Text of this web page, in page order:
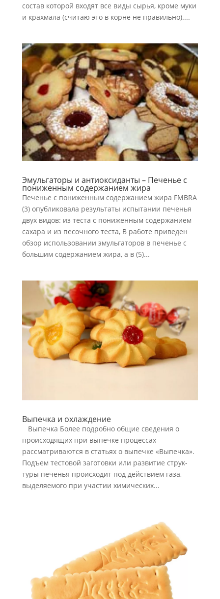
состав которой входят все виды сырья, кроме муки
и крахмала (считаю это в корне не правильно)....
Эмульгаторы и антиоксиданты – Печенье с
пониженным содержанием жира
Печенье с пониженным содержанием жира FMBRA
(3) опубликовала результаты испытании печенья
двух видов: из теста с пониженным содержанием
сахара и из песочного теста, В работе приведен
обзор использовании эмульгаторов в печенье с
большим содержанием жира, а в (5)...
Выпечка и охлаждение
Выпечка Более подробно общие сведения о
происходящих при выпечке процессах
рассматрива­ются в статьях о выпечке «Выпечка».
Подъем тестовой заготовки или развитие струк­
туры печенья происходит под действием газа,
выделяемого при участии химических...